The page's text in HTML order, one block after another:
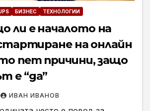
БИЗНЕС ТЕХНОЛОГИИ
ли е началото на
на онлайн
пет причини, защо
е “да”
ИВАН ИВАНОВ